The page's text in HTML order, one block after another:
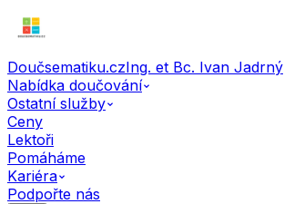
Doučsematiku.czIng. et Bc. Ivan Jadrný
Nabídka doučování
Ostatní služby
Ceny
Lektoři
Pomáháme
Kariéra
Podpořte nás